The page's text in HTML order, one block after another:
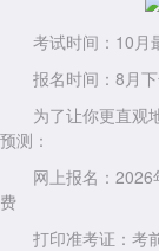
考试时间：10月
报名时间：8月下
为了让你更直观地
预测：
网上报名：2026
费
打印准考证：考前